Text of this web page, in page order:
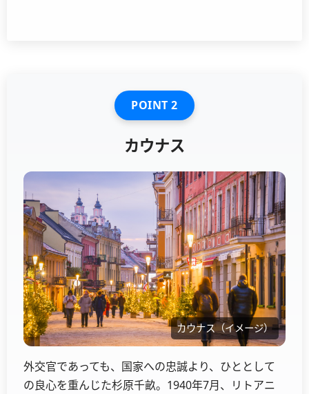
POINT 2
カウナス
カウナス（イメージ）
外交官であっても、国家への忠誠より、ひととして
の良心を重んじた杉原千畝。1940年7月、リトアニ